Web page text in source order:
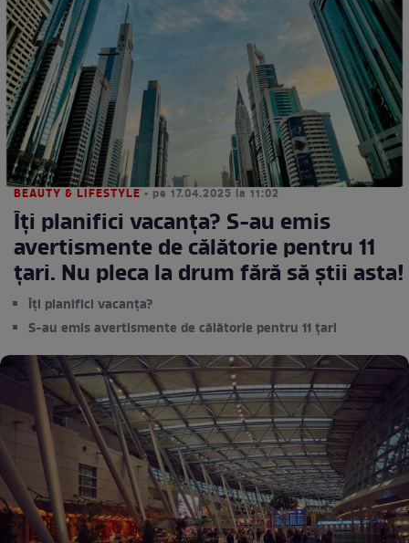
BEAUTY & LIFESTYLE • pe 17.04.2025 la 11:02
Îți planifici vacanța? S-au emis
avertismente de călătorie pentru 11
țari. Nu pleca la drum fără să știi asta!
Îți planifici vacanța?
S-au emis avertismente de călătorie pentru 11 țari